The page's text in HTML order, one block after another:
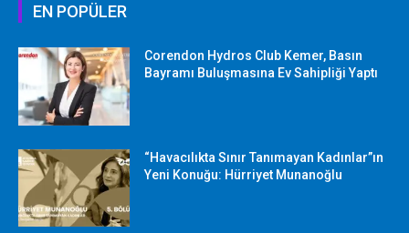
EN POPÜLER
Corendon Hydros Club Kemer, Basın
Bayramı Buluşmasına Ev Sahipliği Yaptı
“Havacılıkta Sınır Tanımayan Kadınlar”ın
Yeni Konuğu: Hürriyet Munanoğlu